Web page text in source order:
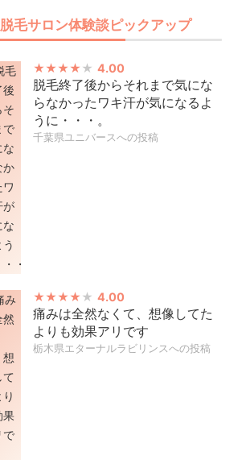
脱毛サロン体験談ピックアップ
4.00
脱毛終了後からそれまで気にな
らなかったワキ汗が気になるよ
うに・・・。
千葉県ユニバースへの投稿
4.00
痛みは全然なくて、想像してた
よりも効果アリです
栃木県エターナルラビリンスへの投稿